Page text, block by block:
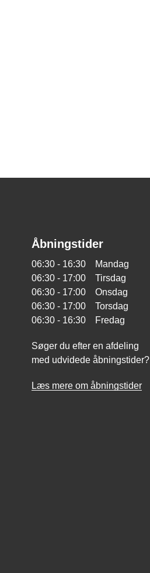
Åbningstider
06:30 - 16:30 Mandag
06:30 - 17:00 Tirsdag
06:30 - 17:00 Onsdag
06:30 - 17:00 Torsdag
06:30 - 16:30 Fredag
Søger du efter en afdeling
med udvidede åbningstider?
Læs mere om åbningstider